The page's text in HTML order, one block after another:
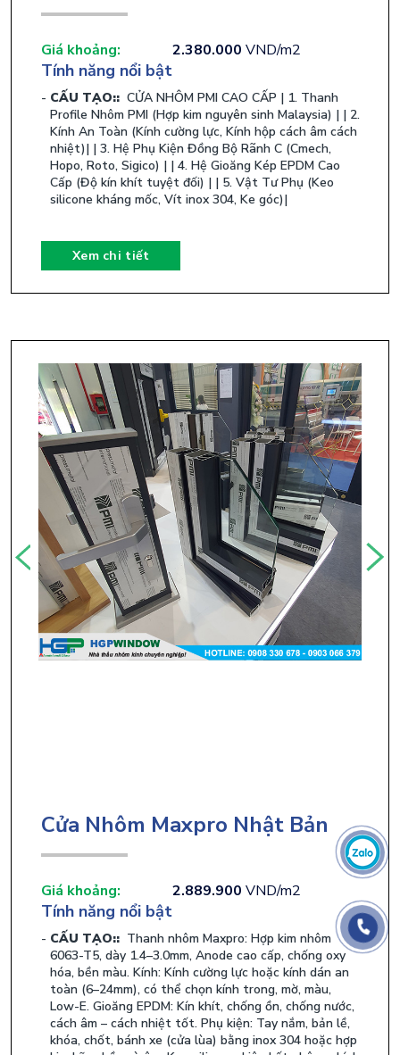
Giá khoảng: 2.380.000 VND/m2
Tính năng nổi bật
CẤU TẠO:: ​ CỬA NHÔM PMI CAO CẤP | 1. Thanh
Profile Nhôm PMI (Hợp kim nguyên sinh Malaysia) | | 2.
Kính An Toàn (Kính cường lực, Kính hộp cách âm cách
nhiệt)| | 3. Hệ Phụ Kiện Đồng Bộ Rãnh C (Cmech,
Hopo, Roto, Sigico) | | 4. Hệ Gioăng Kép EPDM Cao
Cấp (Độ kín khít tuyệt đối) | | 5. Vật Tư Phụ (Keo
silicone kháng mốc, Vít inox 304, Ke góc)| ​
Xem chi tiết
Cửa Nhôm Maxpro Nhật Bản
Giá khoảng: 2.889.900 VND/m2
Tính năng nổi bật
CẤU TẠO:: Thanh nhôm Maxpro: Hợp kim nhôm
6063-T5, dày 1.4–3.0mm, Anode cao cấp, chống oxy
hóa, bền màu. Kính: Kính cường lực hoặc kính dán an
toàn (6–24mm), có thể chọn kính trong, mờ, màu,
Low-E. Gioăng EPDM: Kín khít, chống ồn, chống nước,
cách âm – cách nhiệt tốt. Phụ kiện: Tay nắm, bản lề,
khóa, chốt, bánh xe (cửa lùa) bằng inox 304 hoặc hợp